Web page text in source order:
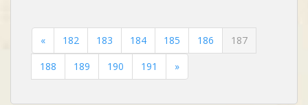
« 182 183 184 185 186
187
188
189 190 191 »